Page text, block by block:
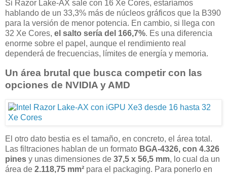
Si Razor Lake-AX sale con 16 Xe Cores, estaríamos
hablando de un 33,3% más de núcleos gráficos que la B390
para la versión de menor potencia. En cambio, si llega con
32 Xe Cores, el salto sería del 166,7%. Es una diferencia
enorme sobre el papel, aunque el rendimiento real
dependerá de frecuencias, límites de energía y memoria.
Un área brutal que busca competir con las
opciones de NVIDIA y AMD
El otro dato bestia es el tamaño, en concreto, el área total.
Las filtraciones hablan de un formato BGA-4326, con 4.326
pines y unas dimensiones de 37,5 x 56,5 mm, lo cual da un
área de 2.118,75 mm² para el packaging. Para ponerlo en